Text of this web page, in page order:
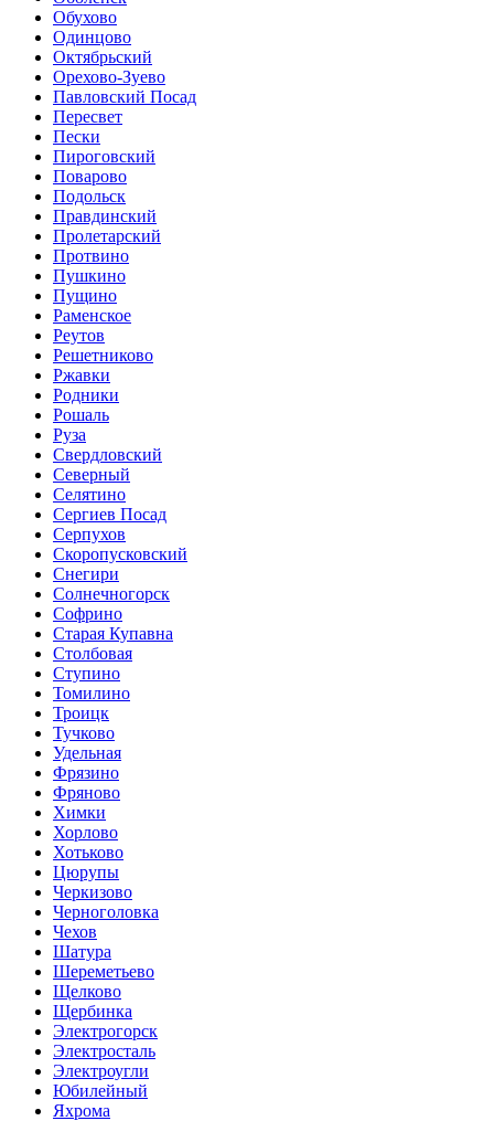
Обухово
Одинцово
Октябрьский
Орехово-Зуево
Павловский Посад
Пересвет
Пески
Пироговский
Поварово
Подольск
Правдинский
Пролетарский
Протвино
Пушкино
Пущино
Раменское
Реутов
Решетниково
Ржавки
Родники
Рошаль
Руза
Свердловский
Северный
Селятино
Сергиев Посад
Серпухов
Скоропусковский
Снегири
Солнечногорск
Софрино
Старая Купавна
Столбовая
Ступино
Томилино
Троицк
Тучково
Удельная
Фрязино
Фряново
Химки
Хорлово
Хотьково
Цюрупы
Черкизово
Черноголовка
Чехов
Шатура
Шереметьево
Щелково
Щербинка
Электрогорск
Электросталь
Электроугли
Юбилейный
Яхрома